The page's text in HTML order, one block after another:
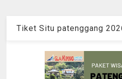
Tiket Situ patenggang